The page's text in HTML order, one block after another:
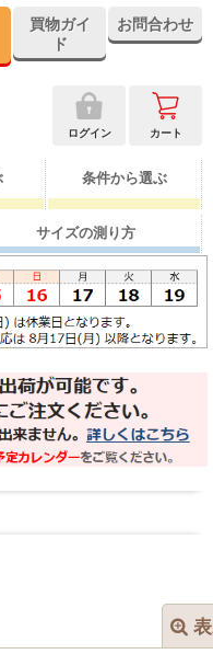
買物ガイ
ド
お問合わせ
ログイン カート
条件から選ぶ
サイズの測り方
閉じる